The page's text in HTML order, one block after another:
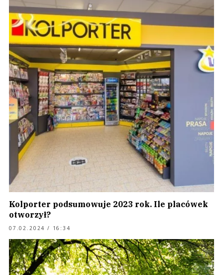
Kolporter podsumowuje 2023 rok. Ile placówek
otworzył?
07.02.2024 / 16:34